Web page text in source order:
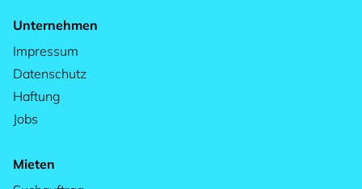
Unternehmen
Impressum
Datenschutz
Haftung
Jobs
Mieten